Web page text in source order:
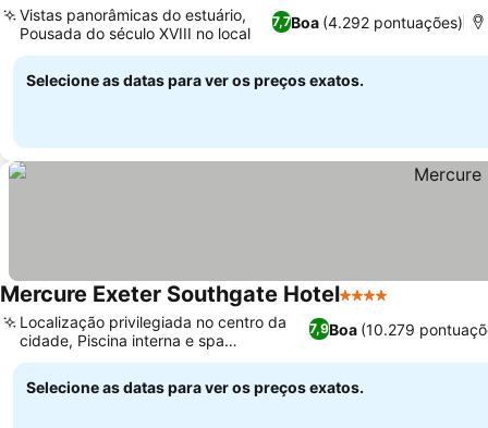
7,7Boa (4.292 pontuações)
Vistas panorâmicas do estuário,
Pousada do século XVIII no local
Selecione as datas para ver os preços exatos.
Mercure Exeter Southgate Hotel4 Estrelas
7,9Boa (10.279
Localização privilegiada no centro da
cidade, Piscina interna e spa
convidativos
Selecione as datas para ver os preços exatos.